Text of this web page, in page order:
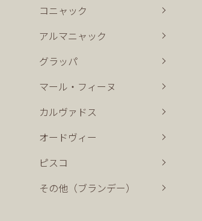
コニャック
アルマニャック
グラッパ
マール・フィーヌ
カルヴァドス
オードヴィー
ピスコ
その他（ブランデー）